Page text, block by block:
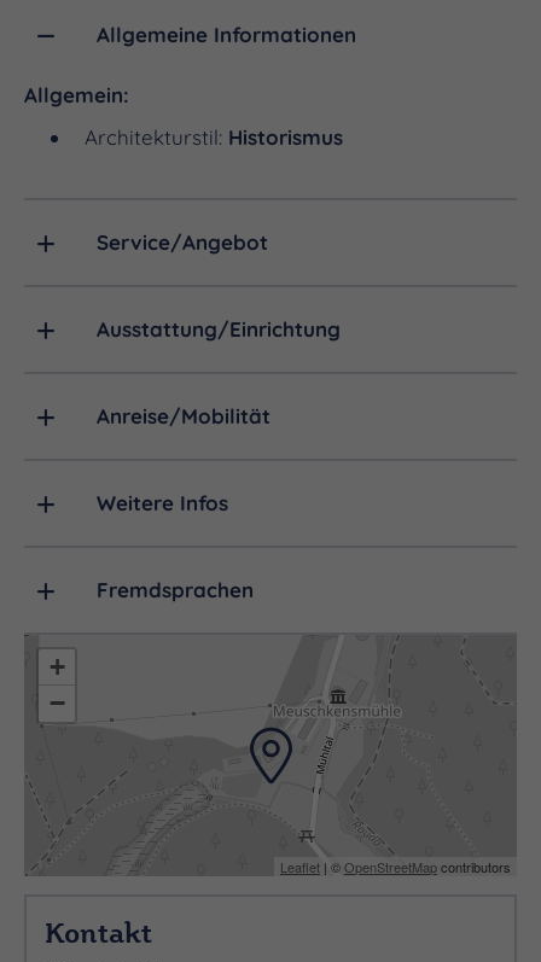
Allgemeine Informationen
Allgemein:
Architekturstil: Historismus
Service/Angebot
Ausstattung/Einrichtung
Anreise/Mobilität
Weitere Infos
Fremdsprachen
+
−
Leaflet | ©OpenStreetMapcontributors
Kontakt